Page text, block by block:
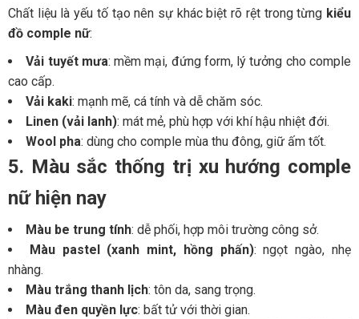
Chất liệu là yếu tố tạo nên sự khác biệt rõ rệt trong từng kiểu
đồ comple nữ:
Vải tuyết mưa: mềm mại, đứng form, lý tưởng cho comple
cao cấp.
Vải kaki: mạnh mẽ, cá tính và dễ chăm sóc.
Linen (vải lanh): mát mẻ, phù hợp với khí hậu nhiệt đới.
Wool pha: dùng cho comple mùa thu đông, giữ ấm tốt.
5. Màu sắc thống trị xu hướng comple
nữ hiện nay
Màu be trung tính: dễ phối, hợp môi trường công sở.
Màu pastel (xanh mint, hồng phấn): ngọt ngào, nhẹ
nhàng.
Màu trắng thanh lịch: tôn da, sang trọng.
Màu đen quyền lực: bất tử với thời gian.